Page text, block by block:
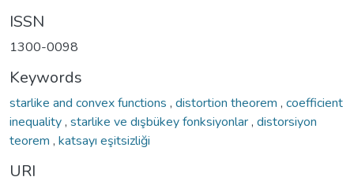
ISSN
1300-0098
Keywords
starlike and convex functions , distortion theorem , coefficient
inequality, starlike ve dışbükey fonksiyonlar, distorsiyon
teorem , katsayı eşitsizliği
URI